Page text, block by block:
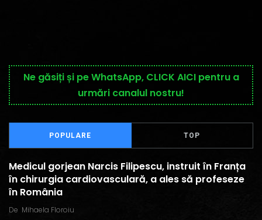
Ne găsiți și pe WhatsApp, CLICK AICI pentru a
urmări canalul nostru!
POPULARE TOP
Medicul gorjean Narcis Filipescu, instruit în Franța
în chirurgia cardiovasculară, a ales să profeseze
în România
De Mihaela Floroiu